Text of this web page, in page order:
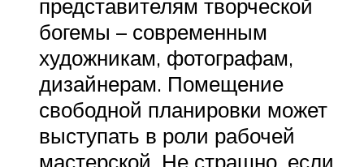
представителям творческой
богемы – современным
художникам, фотографам,
дизайнерам. Помещение
свободной планировки может
выступать в роли рабочей
мастерской. Не страшно, если